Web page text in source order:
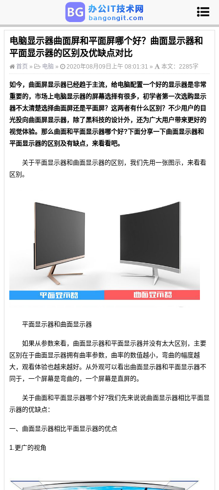
电脑显示器曲面屏和平面屏哪个好？曲面显示器和
平面显示器的区别及优缺点对比
首页 » 电脑 » 2020年08月09日上午 08:01:31 » 本文：2285字
如今，曲面屏显示器已经趋于主流，给电脑配置一个好的显示器是非常
重要的，市场上电脑显示器的屏幕选择有很多，初学者第一次选购显示
器不太清楚选择曲面屏还是平面屏？这两者有什么区别？不少用户的目
光投向曲面屏显示器，除了黑科技的设计外，还为广大用户带来更好的
视觉体验。那么曲面和平面显示器哪个好?下面分享一下曲面显示器和
平面显示器的区别及有缺点，来看看吧。
关于平面显示器和曲面显示器的区别，我们先用一张图示，来看看
区别。
平面显示器和曲面显示器
如果从参数来看，曲面显示器和平面显示器并没有太大区别，主要
区别在于曲面显示器拥有曲率参数，曲率的数值越小，弯曲的幅度越
大，观看体验也越来越好。从外观可以看出曲面显示器和平面显示器不
同于，一个屏幕是弯曲的，一个屏幕是直屛的。
关于曲面和平面显示器哪个好?我们先来说说曲面显示器相比平面显
示器的优缺点：
一、曲面显示器相比平面显示器的优点
1.更广的视角